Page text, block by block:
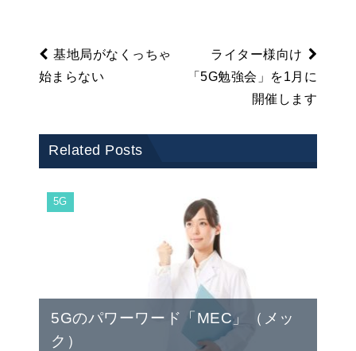
基地局がなくっちゃ
始まらない
ライター様向け
「5G勉強会」を1月に
開催します
Related Posts
5G
5Gのパワーワード「MEC」（メッ
ク）